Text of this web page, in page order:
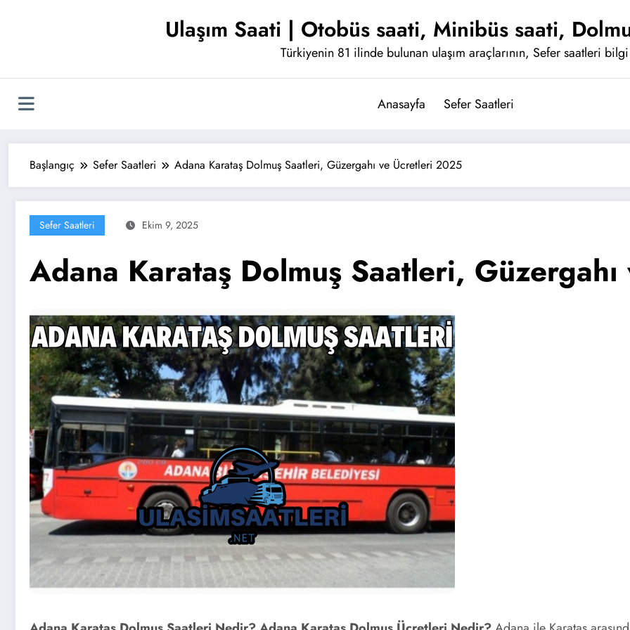
Ulaşım Saati | Otobüs saati, Minibüs saati,
Türkiyenin 81 ilinde bulunan ulaşım araçlarının, Sefer saatleri
Anasayfa Sefer Saatleri
Başlangıç Sefer Saatleri Adana Karataş Dolmuş Saatleri, Güzergahı ve Ücretleri 2025
Sefer Saatleri Ekim 9, 2025
Adana Karataş Dolmuş Saatleri,